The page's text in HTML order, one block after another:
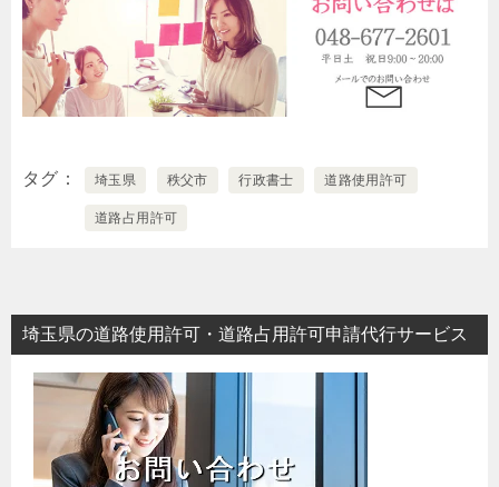
タグ 埼玉県 秩父市 行政書士 道路使用許可
道路占用許可
埼玉県の道路使用許可・道路占用許可申請代行サービス